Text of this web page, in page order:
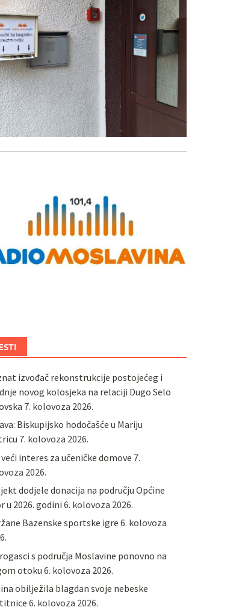
izvođač rekonstrukcije postojećeg i
novog kolosjeka na relaciji Dugo Selo
7. kolovoza 2026.
Biskupijsko hodočašće u Mariju
7. kolovoza 2026.
veći interes za učeničke domove 7.
2026.
dodjele donacija na području Općine
u 2026. godini 6. kolovoza 2026.
Bazenske sportske igre 6. kolovoza
s područja Moslavine ponovno na
otoku6. kolovoza 2026.
obilježila blagdan svoje nebeske
6. kolovoza 2026.